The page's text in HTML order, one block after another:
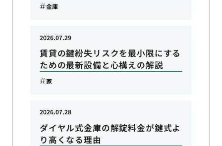
金庫
賃貸の鍵紛失リスクを最小限にする
ための最新設備と心構えの解説
2026.07.29
家
ダイヤル式金庫の解錠料金が鍵式よ
り高くなる理由
2026.07.28